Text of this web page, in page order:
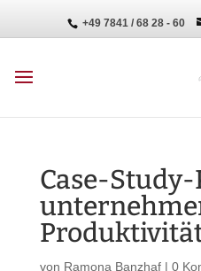
+49 7841 / 68 28 - 60
Case-
von Ramona Banzhaf| 0